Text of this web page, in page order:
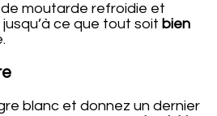
de moutarde refroidie et
ce que tout soit bien
blanc et donnez un dernier